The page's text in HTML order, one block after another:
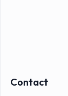
Contact